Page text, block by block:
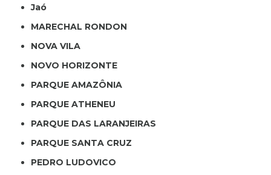
Jaó
MARECHAL RONDON
NOVA VILA
NOVO HORIZONTE
PARQUE AMAZÔNIA
PARQUE ATHENEU
PARQUE DAS LARANJEIRAS
PARQUE SANTA CRUZ
PEDRO LUDOVICO